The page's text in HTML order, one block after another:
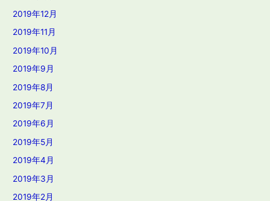
2019年12月
2019年11月
2019年10月
2019年9月
2019年8月
2019年7月
2019年6月
2019年5月
2019年4月
2019年3月
2019年2月